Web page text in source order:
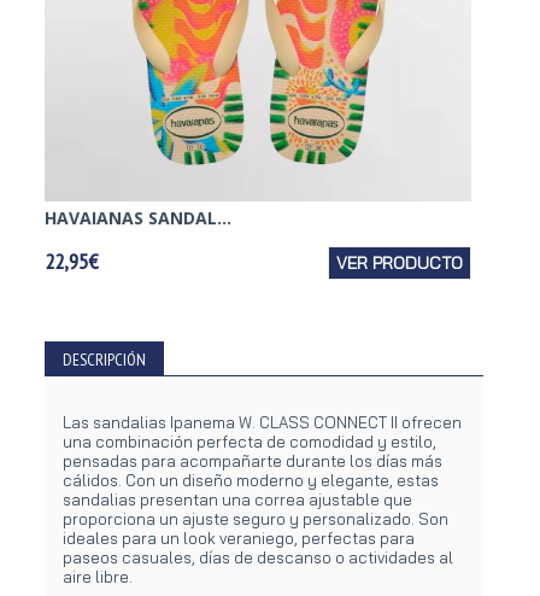
HAVAIANAS SANDAL...
22,95€ VER PRODUCTO
DESCRIPCIÓN
Las sandalias Ipanema W. CLASS CONNECT II ofrecen
una combinación perfecta de comodidad y estilo,
pensadas para acompañarte durante los días más
cálidos. Con un diseño moderno y elegante, estas
sandalias presentan una correa ajustable que
proporciona un ajuste seguro y personalizado. Son
ideales para un look veraniego, perfectas para
paseos casuales, días de descanso o actividades al
aire libre.